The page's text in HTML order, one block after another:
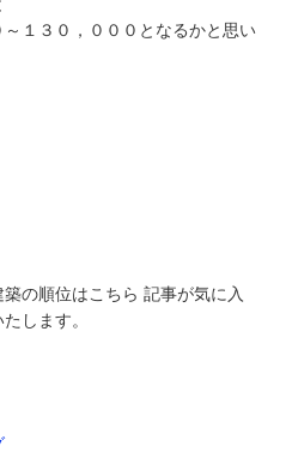
１３０，０００となるかと思い
の順位はこちら 記事が気に入
たします。